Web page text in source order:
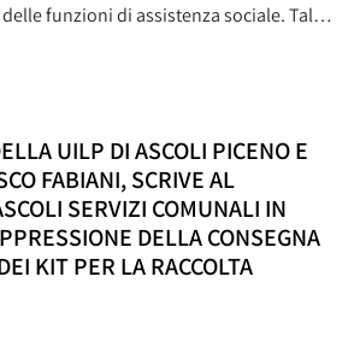
funzioni di assistenza sociale. Tale
UILP DI ASCOLI PICENO E
FABIANI, SCRIVE AL
SERVIZI COMUNALI IN
DELLA CONSEGNA
KIT PER LA RACCOLTA